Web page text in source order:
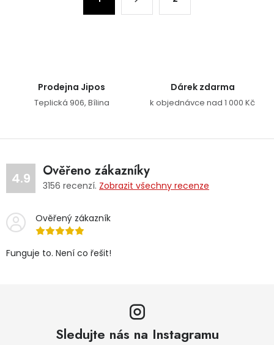
Prodejna Jipos
Teplická 906, Bílina
Dárek zdarma
k objednávce nad 1 000 Kč
4.9 Ověřeno zákazníky
3156 recenzí. Zobrazit všechny recenze
Ověřený zákazník
Funguje to. Není co řešit!
Sledujte nás na Instagramu